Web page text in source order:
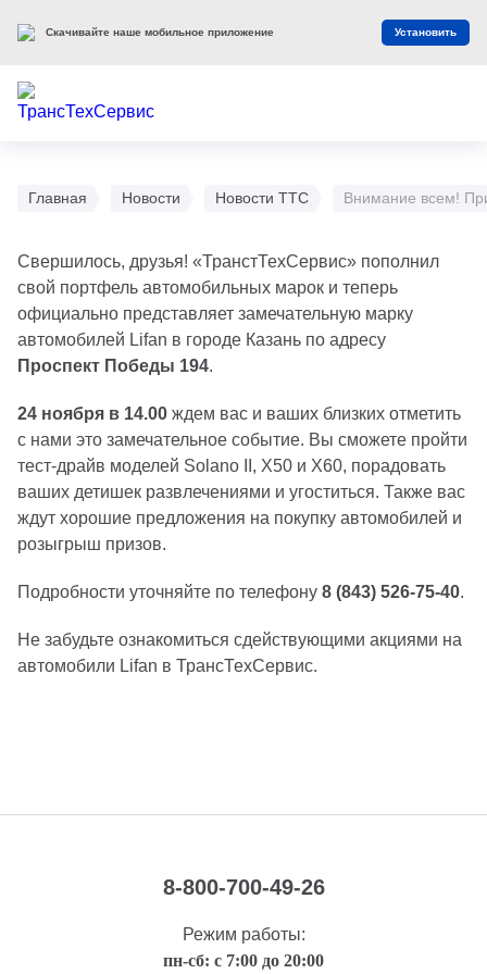
Главная Новости Новости ТТС Внимание всем!
Свершилось, друзья! «ТранстТехСервис» пополнил
свой портфель автомобильных марок и теперь
официально представляет замечательную марку
автомобилей Lifan в городе Казань по адресу
Проспект Победы 194.
24 ноября в 14.00 ждем вас и ваших близких отметить
с нами это замечательное событие. Вы сможете пройти
тест-драйв моделей Solano II, X50 и X60, порадовать
ваших детишек развлечениями и угоститься. Также вас
ждут хорошие предложения на покупку автомобилей и
розыгрыш призов.
Подробности уточняйте по телефону 8 (843) 526-75-40.
Не забудьте ознакомиться сдействующими акциями на
автомобили Lifan в ТрансТехСервис.
8-800-700-49-26
Режим работы:
пн-сб: с 7:00 до 20:00
Скачивайте наше мобильное приложение Установить